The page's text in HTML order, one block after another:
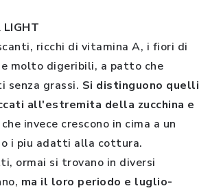
LIGHT
ricchi di vitamina A, i fiori di
molto digeribili, a patto che
senza grassi. Si distinguono quelli
all'estremita della zucchina e
che invece crescono in cima a un
i piu adatti alla cottura.
ormai si trovano in diversi
ma il loro periodo e luglio-